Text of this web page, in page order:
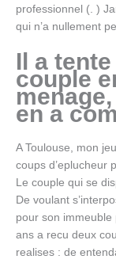
professionnel (. )
qui n’a nullement
Il a
couple
en a
A Toulouse, mon
coups d’eplucheur
Le couple qui se
De voulant
pour son
ans a recu deux
realises : de